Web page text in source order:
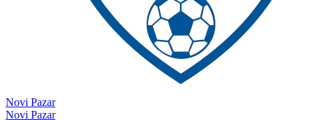
Novi Pazar
Novi Pazar